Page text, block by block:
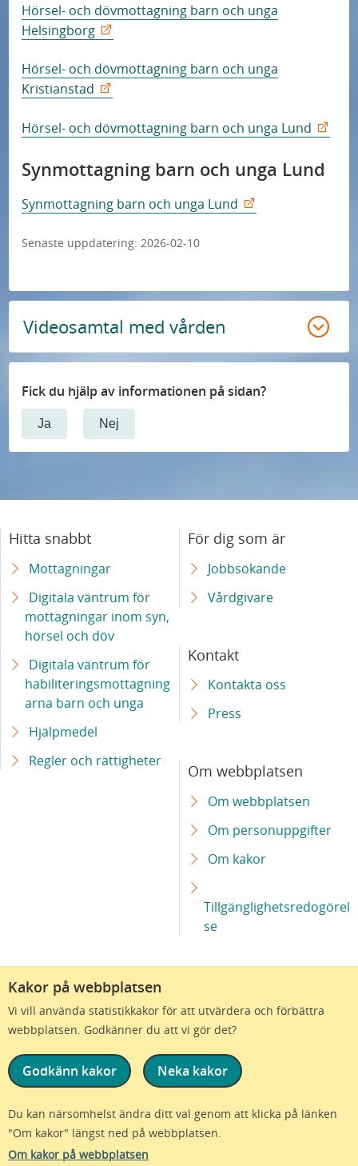
Kakor på webbplatsen
Vi vill använda statistikkakor för att utvärdera och förbättra
webbplatsen. Godkänner du att vi gör det?
Godkänn kakor Neka kakor
Du kan närsomhelst ändra ditt val genom att klicka på länken
"Om kakor" längst ned på webbplatsen.
Om kakor på webbplatsen
Hörsel- och dövmottagning barn och unga
Helsingborg
Hörsel- och dövmottagning barn och unga
Kristianstad
Hörsel- och dövmottagning barn och unga Lund
Synmottagning barn och unga Lund
Synmottagning barn och unga Lund
Senaste uppdatering: 2026-02-10
Videosamtal med vården
Fick du hjälp av informationen på sidan?
Ja Nej
Hitta snabbt
Mottagningar
Digitala väntrum för
mottagningar inom syn,
hörsel och döv
Digitala väntrum för
habiliteringsmottagning
arna barn och unga
Hjälpmedel
Regler och rättigheter
För dig som är
Jobbsökande
Vårdgivare
Kontakt
Kontakta oss
Press
Om webbplatsen
Om webbplatsen
Om personuppgifter
Om kakor
Tillgänglighetsredogörel
se
Vi är en del av Region Skåne
© Region Skåne - Alla rättigheter förbehållna - version 1.85.1